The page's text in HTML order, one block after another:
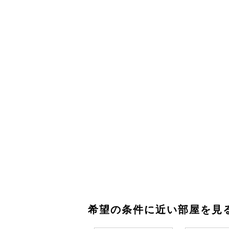
希望の条件に近い部屋を見